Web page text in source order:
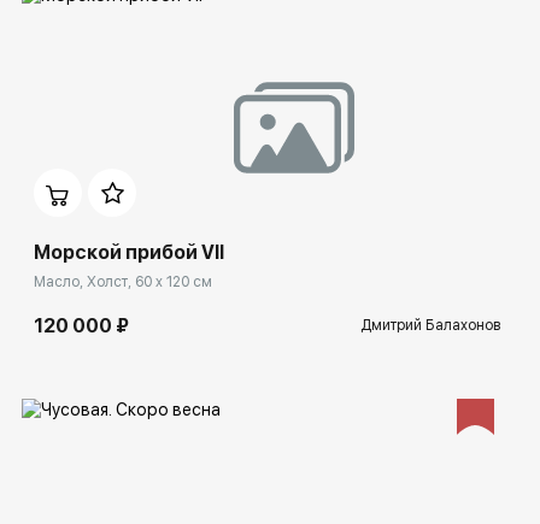
ekb.rakovgallery.ru
Морской прибой VII
Масло, Холст, 60 x 120 см
120 000 ₽ Дмитрий Балахонов